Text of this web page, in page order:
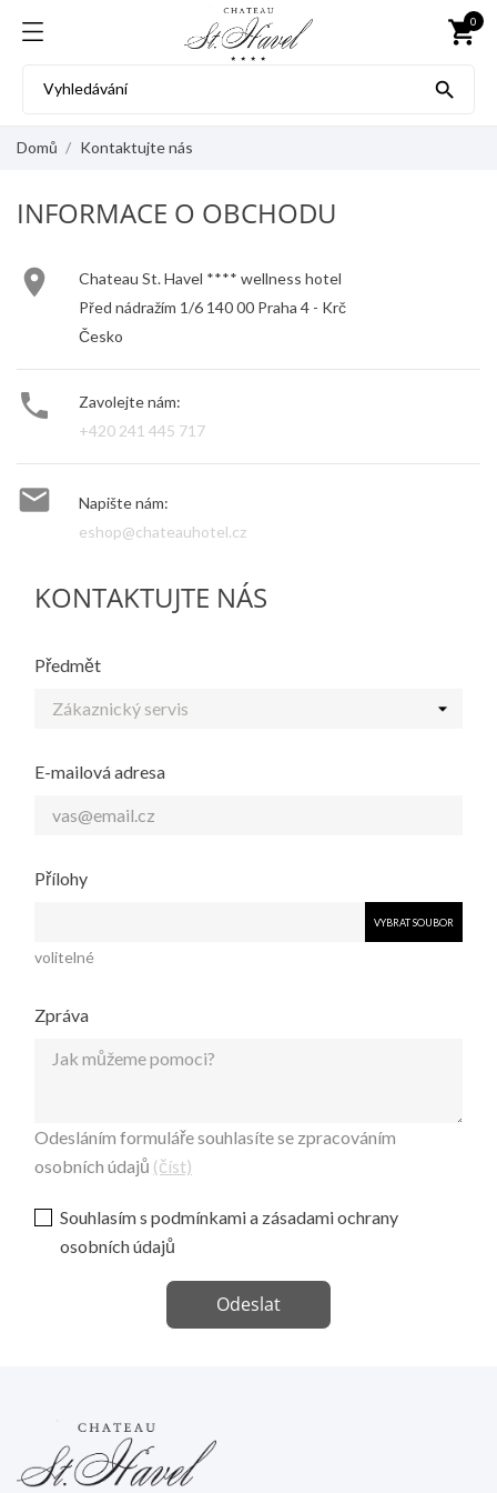
shopping_cart
0

Domů Kontaktujte nás
INFORMACE O OBCHODU

Chateau St. Havel **** wellness hotel
Před nádražím 1/6 140 00 Praha 4 - Krč
Česko

Zavolejte nám:
+420 241 445 717

Napište nám:
eshop@chateauhotel.cz
KONTAKTUJTE NÁS
Předmět
E-mailová adresa
Přílohy
VYBRAT SOUBOR
volitelné
Zpráva
Odesláním formuláře souhlasíte se zpracováním
osobních údajů (číst)
Souhlasím s podmínkami a zásadami ochrany
osobních údajů